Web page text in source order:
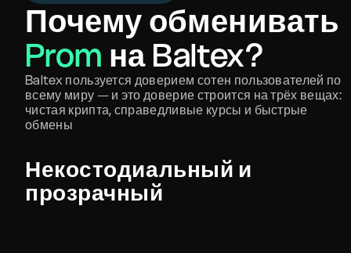
Почему обменивать
Prom на Baltex?
Baltex пользуется доверием сотен пользователей по
всему миру — и это доверие строится на трёх вещах:
чистая крипта, справедливые курсы и быстрые
обмены
Некостодиальный и
прозрачный